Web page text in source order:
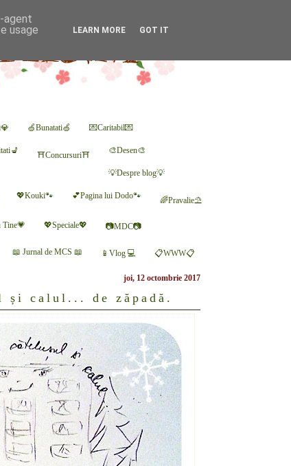
🍏Bunatati🍏 💌Caritabil💌
⛩Concursuri⛩ 🎨Desen🎨
💡Despre blog💡
💖Kouki🐾 💕Pagina lui Dodo🐾 🌈Pravalie⛱
Tine💗 💖Speciale💖 📷MDC📷
📖 Jurnal de MCS 📖 📱Vlog 💻 📋WWW📋
joi, 12 octombrie 2017
și calul... de zăpadă.
agent
usage
LEARN MORE GOT IT